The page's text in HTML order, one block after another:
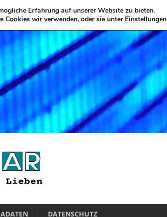
DATENSCHUTZ
Erfahrung auf unserer Website zu bieten.
Cookies wir verwenden, oder sie unter Einstellungen